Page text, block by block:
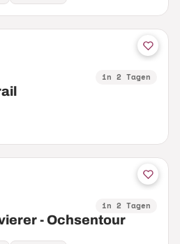
in 2 Tagen
in 2 Tagen
- Ochsentour